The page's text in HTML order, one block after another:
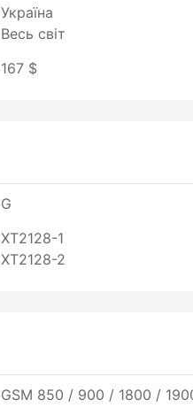
Україна
Весь світ
167 $
G
XT2128-1
XT2128-2
GSM 850 / 900 / 1800 /